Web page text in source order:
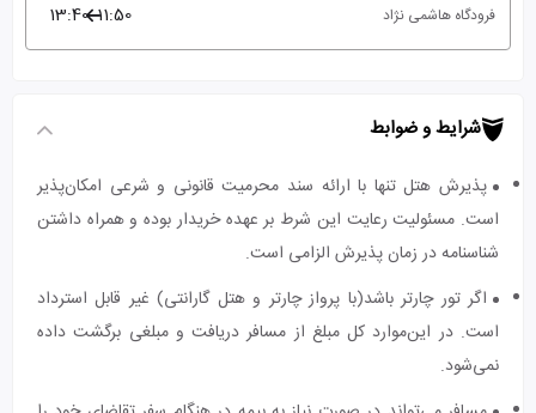
فرودگاه هاشمی نژاد 11:50
13:40
شرایط و ضوابط
پذیرش هتل تنها با ارائه سند محرمیت قانونی و شرعی امکان‌پذیر
است. مسئولیت رعایت این شرط بر عهده خریدار بوده و همراه داشتن
شناسنامه در زمان پذیرش الزامی است.
اگر تور چارتر باشد(با پرواز چارتر و هتل گارانتی) غیر قابل استرداد
است. در این‌موارد کل مبلغ از مسافر دریافت و مبلغی برگشت داده
نمی‌شود.